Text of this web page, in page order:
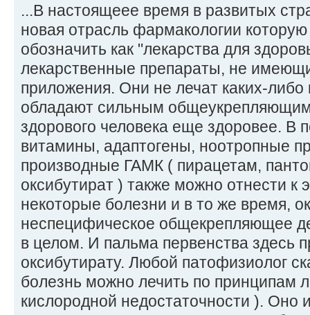
...В настоящеее время в развитых
новая отрасль фармакологии
обозначить как "лекарства для
лекарственные препараты, не
приложения. Они не лечат каких-либо
обладают сильным
здорового человека еще здоровее. В
витамины, адаптогены, ноотропные
производные ГАМК ( пирацетам,
оксибутират ) также можно отнести к
некоторые болезни и в то же время,
неспецифическое общекрепляющее
в целом. И пальма первенства здесь
оксибутирату. Любой патофизиолог
болезнь можно лечить по принципам
кислородной недостаточности ). Оно